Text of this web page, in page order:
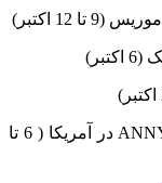
سومین جشنواره شب‌های انیمیشن نیویورکANNY در آمریکا ( 6 تا